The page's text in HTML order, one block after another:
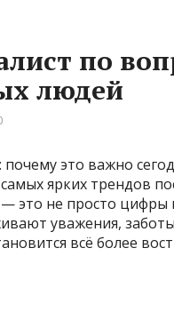
по
людей
это важно
ярких трендов
это не просто цифры
уважения,
всё более